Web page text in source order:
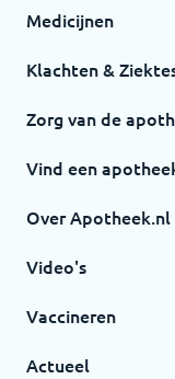
Medicijnen
Klachten &
Zorg van de
Vind een
Over Apotheek.nl
Video's
Vaccineren
Actueel